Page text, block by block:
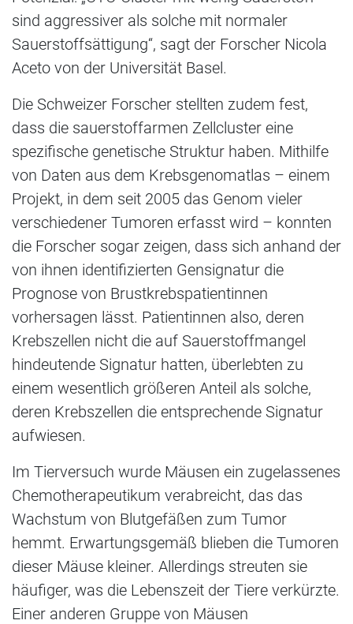
sind aggressiver als solche mit normaler
Sauerstoffsättigung“, sagt der Forscher Nicola
Aceto von der Universität Basel.
Die Schweizer Forscher stellten zudem fest,
dass die sauerstoffarmen Zellcluster eine
spezifische genetische Struktur haben. Mithilfe
von Daten aus dem Krebsgenomatlas – einem
Projekt, in dem seit 2005 das Genom vieler
verschiedener Tumoren erfasst wird – konnten
die Forscher sogar zeigen, dass sich anhand der
von ihnen identifizierten Gensignatur die
Prognose von Brustkrebspatientinnen
vorhersagen lässt. Patientinnen also, deren
Krebszellen nicht die auf Sauerstoffmangel
hindeutende Signatur hatten, überlebten zu
einem wesentlich größeren Anteil als solche,
deren Krebszellen die entsprechende Signatur
aufwiesen.
Im Tierversuch wurde Mäusen ein zugelassenes
Chemotherapeutikum verabreicht, das das
Wachstum von Blutgefäßen zum Tumor
hemmt. Erwartungsgemäß blieben die Tumoren
dieser Mäuse kleiner. Allerdings streuten sie
häufiger, was die Lebenszeit der Tiere verkürzte.
Einer anderen Gruppe von Mäusen